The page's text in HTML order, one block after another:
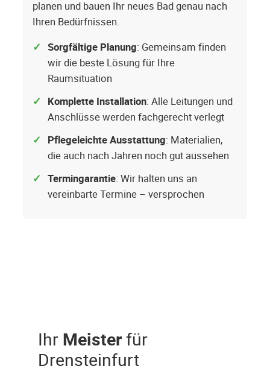
planen und bauen Ihr neues Bad genau nach
Ihren Bedürfnissen.
Sorgfältige Planung: Gemeinsam finden
wir die beste Lösung für Ihre
Raumsituation
Komplette Installation: Alle Leitungen und
Anschlüsse werden fachgerecht verlegt
Pflegeleichte Ausstattung: Materialien,
die auch nach Jahren noch gut aussehen
Termingarantie: Wir halten uns an
vereinbarte Termine – versprochen
Ihr Meisterfür
Drensteinfurt